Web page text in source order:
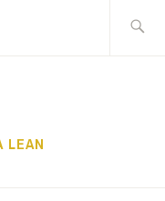
LEAN